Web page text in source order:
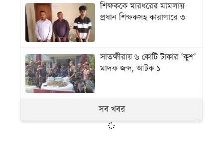
শিক্ষককে মারধরের মামলায়
প্রধান শিক্ষকসহ কারাগারে ৩
সাতক্ষীরায় ৬ কোটি টাকার ‘কুশ’
মাদক জব্দ, আটক ১
সব খবর